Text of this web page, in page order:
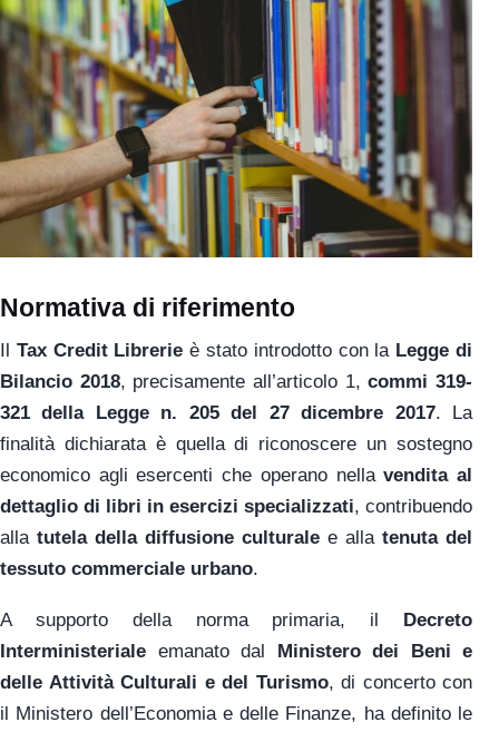
Normativa di riferimento
Il Tax Credit Librerie è stato introdotto con la Legge di
Bilancio 2018, precisamente all’articolo 1,commi 319-
321 della Legge n. 205 del 27 dicembre 2017. La
finalità dichiarata è quella di riconoscere un sostegno
economico agli esercenti che operano nellavendita al
dettaglio di libri in esercizi specializzati, contribuendo
alla tutela della diffusione culturale e alla tenuta del
tessuto commerciale urbano.
A supporto della norma primaria, il Decreto
Interministeriale emanato dal Ministero dei Beni e
delle Attività Culturali e del Turismo, di concerto con
il Ministero dell’Economia e delle Finanze, ha definito le